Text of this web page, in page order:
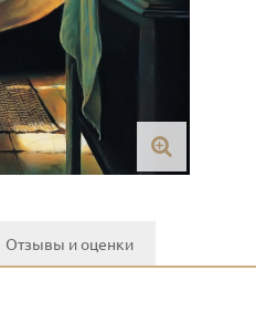
Отзывы и оценки